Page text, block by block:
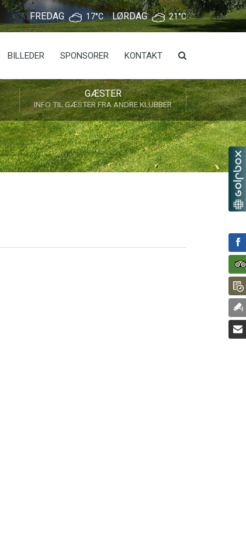
FREDAG 17°C LØRDAG 21°C
BILLEDER SPONSORER KONTAKT
GÆSTER
INFO TIL GÆSTER FRA ANDRE KLUBBER